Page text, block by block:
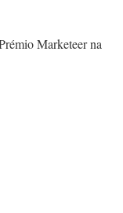
Marketeer na